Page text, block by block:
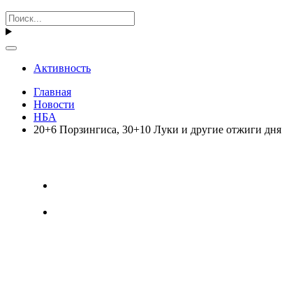
Активность
Главная
Новости
НБА
20+6 Порзингиса, 30+10 Луки и другие отжиги дня